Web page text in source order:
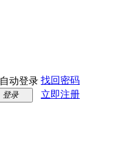
自动登录 找回密码
登录 立即注册